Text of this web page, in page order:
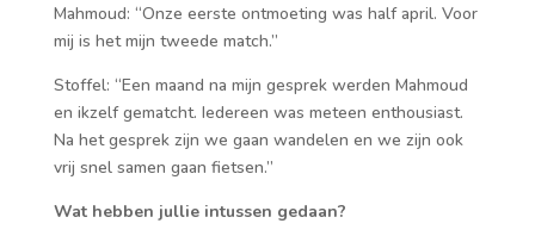
Mahmoud: “Onze eerste ontmoeting was half april. Voor
mij is het mijn tweede match.”
Stoffel: “Een maand na mijn gesprek werden Mahmoud
en ikzelf gematcht. Iedereen was meteen enthousiast.
Na het gesprek zijn we gaan wandelen en we zijn ook
vrij snel samen gaan fietsen.”
Wat hebben jullie intussen gedaan?